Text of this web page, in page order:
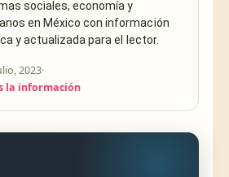
sociales, economía y
en México con información
y actualizada para el lector.
2023·
la información